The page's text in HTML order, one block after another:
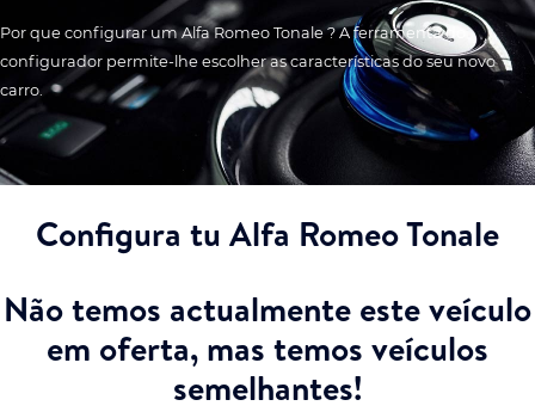
Por que configurar um Alfa Romeo Tonale ? A ferramenta do
configurador permite-lhe escolher as características do seu novo
carro.
Configura tu Alfa Romeo Tonale
Não temos actualmente este veículo
em oferta, mas temos veículos
semelhantes!